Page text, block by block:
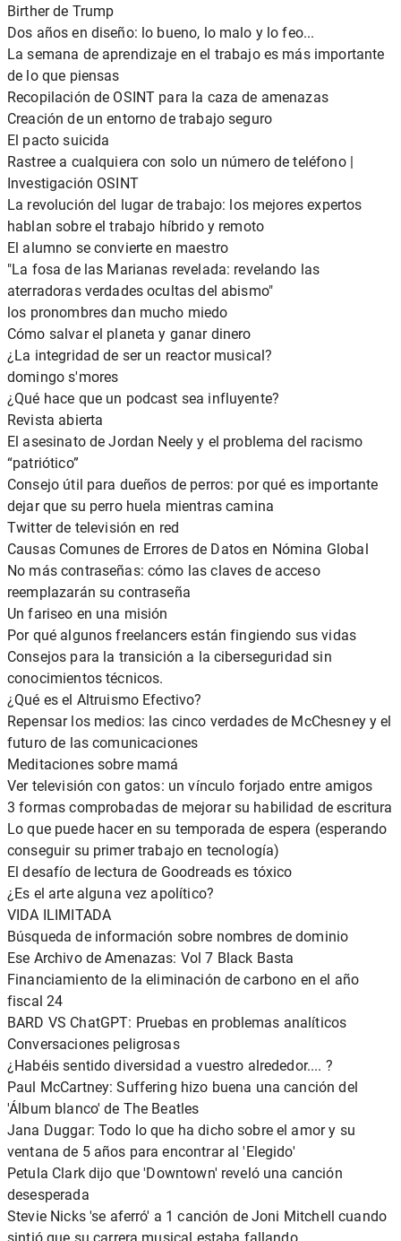
Birther de Trump
Dos años en diseño: lo bueno, lo malo y lo feo...
La semana de aprendizaje en el trabajo es más importante
de lo que piensas
Recopilación de OSINT para la caza de amenazas
Creación de un entorno de trabajo seguro
El pacto suicida
Rastree a cualquiera con solo un número de teléfono |
Investigación OSINT
La revolución del lugar de trabajo: los mejores expertos
hablan sobre el trabajo híbrido y remoto
El alumno se convierte en maestro
"La fosa de las Marianas revelada: revelando las
aterradoras verdades ocultas del abismo"
los pronombres dan mucho miedo
Cómo salvar el planeta y ganar dinero
¿La integridad de ser un reactor musical?
domingo s'mores
¿Qué hace que un podcast sea influyente?
Revista abierta
El asesinato de Jordan Neely y el problema del racismo
“patriótico”
Consejo útil para dueños de perros: por qué es importante
dejar que su perro huela mientras camina
Twitter de televisión en red
Causas Comunes de Errores de Datos en Nómina Global
No más contraseñas: cómo las claves de acceso
reemplazarán su contraseña
Un fariseo en una misión
Por qué algunos freelancers están fingiendo sus vidas
Consejos para la transición a la ciberseguridad sin
conocimientos técnicos.
¿Qué es el Altruismo Efectivo?
Repensar los medios: las cinco verdades de McChesney y el
futuro de las comunicaciones
Meditaciones sobre mamá
Ver televisión con gatos: un vínculo forjado entre amigos
3 formas comprobadas de mejorar su habilidad de escritura
Lo que puede hacer en su temporada de espera (esperando
conseguir su primer trabajo en tecnología)
El desafío de lectura de Goodreads es tóxico
¿Es el arte alguna vez apolítico?
VIDA ILIMITADA
Búsqueda de información sobre nombres de dominio
Ese Archivo de Amenazas: Vol 7 Black Basta
Financiamiento de la eliminación de carbono en el año
fiscal 24
BARD VS ChatGPT: Pruebas en problemas analíticos
Conversaciones peligrosas
¿Habéis sentido diversidad a vuestro alrededor.... ?
Paul McCartney: Suffering hizo buena una canción del
'Álbum blanco' de The Beatles
Jana Duggar: Todo lo que ha dicho sobre el amor y su
ventana de 5 años para encontrar al 'Elegido'
Petula Clark dijo que 'Downtown' reveló una canción
desesperada
Stevie Nicks 'se aferró' a 1 canción de Joni Mitchell cuando